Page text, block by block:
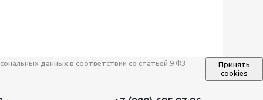
данных в соответствии со статьей 9 ФЗ
Принять
cookies